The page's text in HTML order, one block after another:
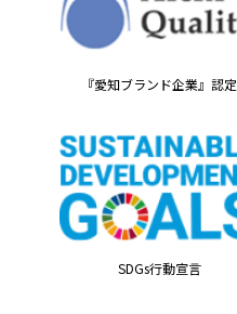
『愛知ブランド企業』認定
SDGs行動宣言